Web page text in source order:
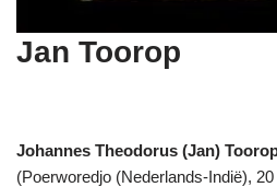
Jan Toorop
Johannes Theodorus (Jan)
(Poerworedjo (Nederlands-Indië),